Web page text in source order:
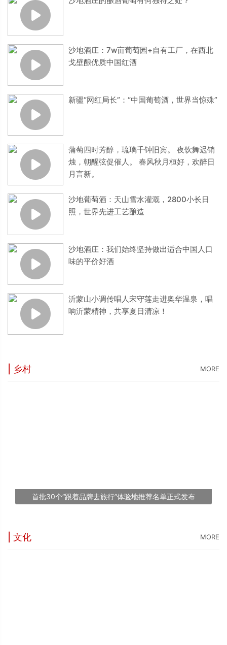
沙地酒庄：7w亩葡萄园+自有工厂，在西北
戈壁酿优质中国红酒
新疆“网红局长”：“中国葡萄酒，世界当惊殊”
蒲萄四时芳醇，琉璃千钟旧宾。 夜饮舞迟销
烛，朝醒弦促催人。 春风秋月桓好，欢醉日
月言新。
沙地葡萄酒：天山雪水灌溉，2800小长日
照，世界先进工艺酿造
沙地酒庄：我们始终坚持做出适合中国人口
味的平价好酒
沂蒙山小调传唱人宋守莲走进奥华温泉，唱
响沂蒙精神，共享夏日清凉！
| 乡村 MORE
首批30个“跟着品牌去旅行”体验地推荐名单正式发布
| 文化 MORE